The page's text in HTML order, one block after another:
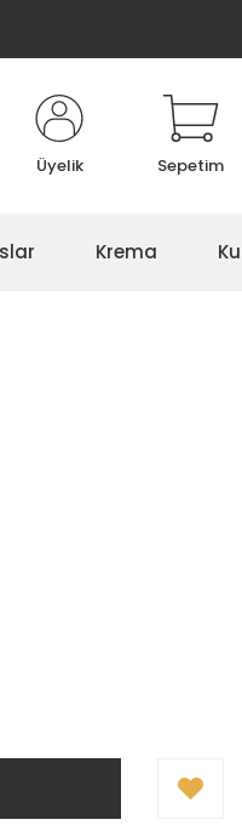
Üyelik Sepetim
Krema